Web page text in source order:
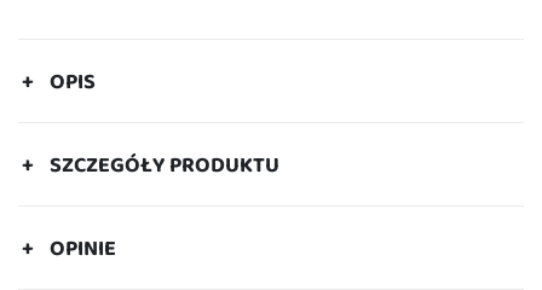
OPIS
SZCZEGÓŁY PRODUKTU
OPINIE